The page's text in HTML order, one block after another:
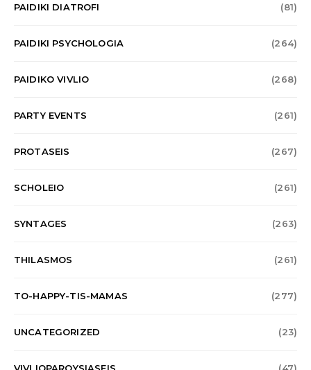
PAIDIKI DIATROFI (81)
PAIDIKI PSYCHOLOGIA (264)
PAIDIKO VIVLIO (268)
PARTY EVENTS (261)
PROTASEIS (267)
SCHOLEIO (261)
SYNTAGES (263)
THILASMOS (261)
TO-HAPPY-TIS-MAMAS (277)
UNCATEGORIZED (23)
VIVLIOPAROYSIASEIS (47)